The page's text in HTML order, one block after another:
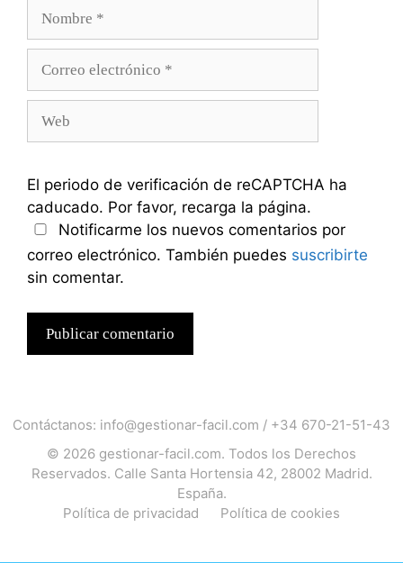
El periodo de verificación de reCAPTCHA ha
caducado. Por favor, recarga la página.
Notificarme los nuevos comentarios por
correo electrónico. También puedes suscribirte
sin comentar.
Contáctanos: info@gestionar-facil.com / +34 670-21-51-43
© 2026 gestionar-facil.com. Todos los Derechos
Reservados. Calle Santa Hortensia 42, 28002 Madrid.
España.
Política de privacidad
Política de cookies